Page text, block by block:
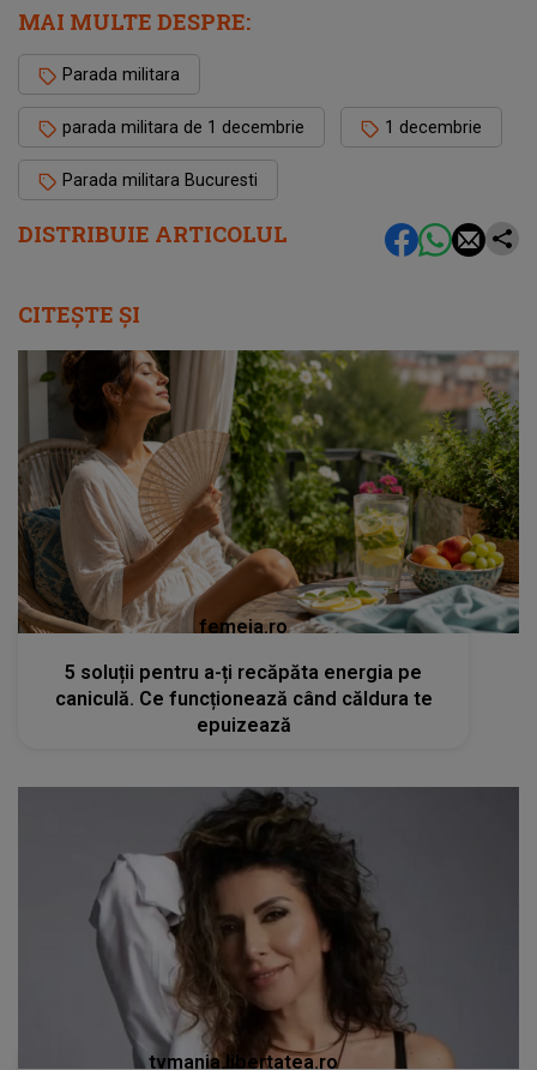
DISTRIBUIE ARTICOLUL
MAI MULTE DESPRE:
Parada militara
parada militara de 1 decembrie 1 decembrie
Parada militara Bucuresti
CITEȘTE ȘI
femeia.ro
5 soluții pentru a-ți recăpăta energia pe
caniculă. Ce funcționează când căldura te
epuizează
tvmania.libertatea.ro